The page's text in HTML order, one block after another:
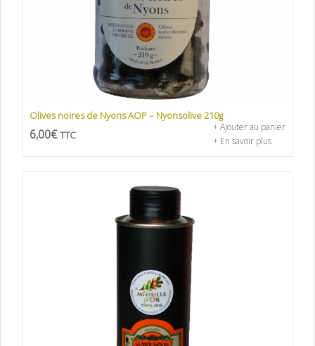
Olives noires de Nyons AOP – Nyonsolive 210g
6,00€ TTC
+ Ajouter au panier
+ En savoir plus